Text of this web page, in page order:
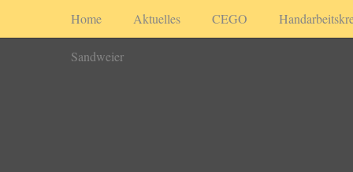
Home Aktuelles CEGO
Sandweier